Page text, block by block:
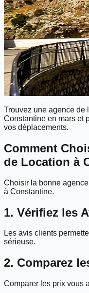
Trouvez une agence de
Constantine en mars et
vos déplacements.
Comment
de Location à
Choisir la bonne
à Constantine.
1. Vérifiez les
Les avis clients
sérieuse.
2. Comparez
Comparer les prix vous